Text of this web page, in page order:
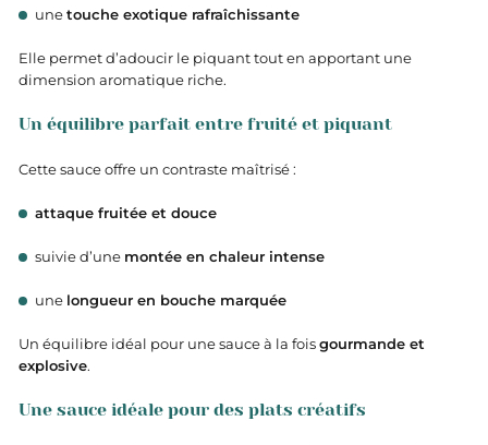
unetouche exotique rafraîchissante
Elle permet d’adoucir le piquant tout en apportant une
dimension aromatique riche.
Un équilibre parfait entre fruité et piquant
Cette sauce offre un contraste maîtrisé :
attaque fruitée et douce
suivie d’une montée en chaleur intense
une longueur en bouche marquée
Un équilibre idéal pour une sauce à la foisgourmande et
explosive.
Une sauce idéale pour des plats créatifs